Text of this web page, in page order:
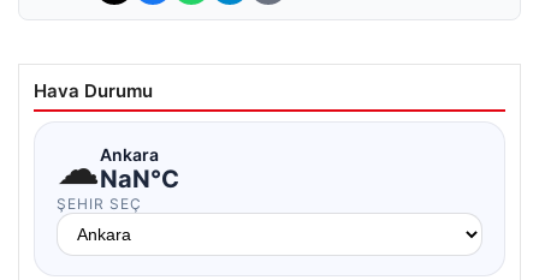
Hava Durumu
☁Ankara
NaN°C
ŞEHIR SEÇ